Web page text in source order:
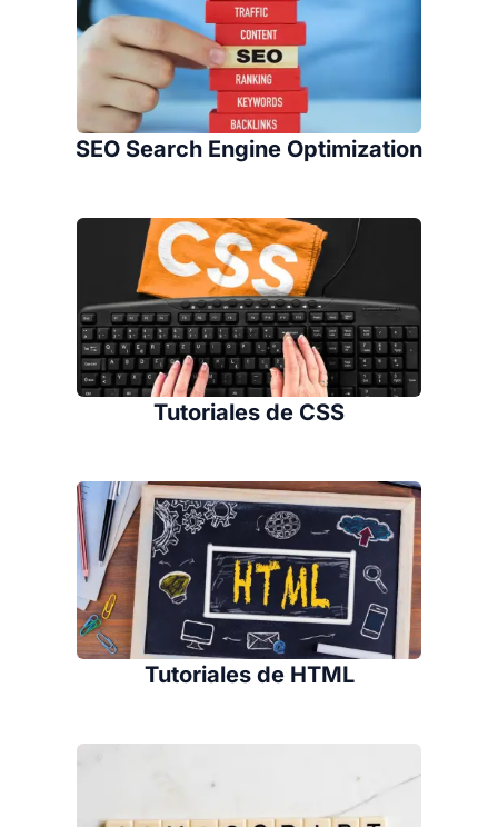
SEO Search Engine Optimization
Tutoriales de CSS
Tutoriales de HTML